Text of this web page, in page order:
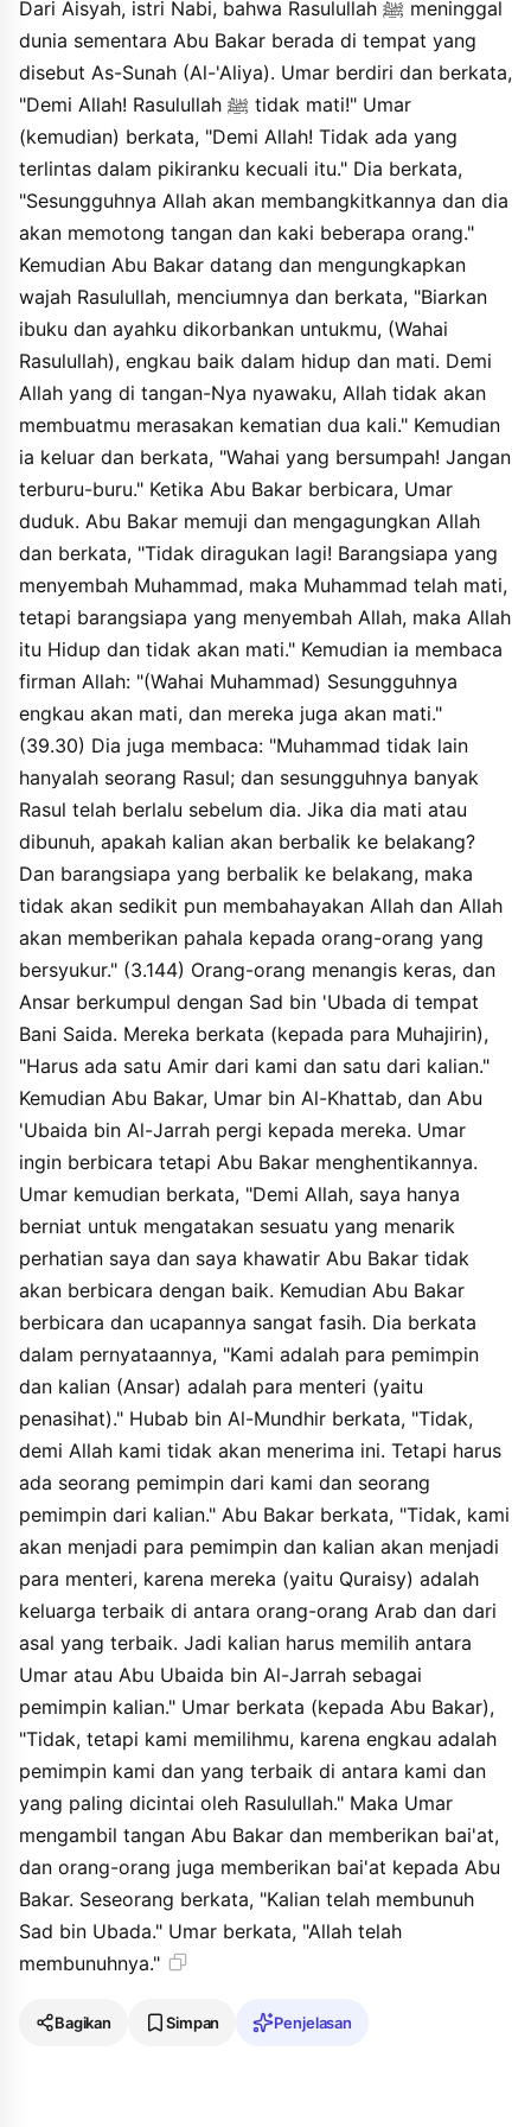
thibta hayyan wamayyitan, waadzi nafsi biyadihi la yudziquka
allahu almawtatayni abadan. tsumma kharaja faqala ayyuha
alhalifu ala rislika. falamma takallama abu bakrin jalasa umaru.
fahamida allaha abu bakrin waatsna alayhi waqala ala man kana
yabudu muhammadan fainna muhammadan qad mata, waman
kana yabudu allaha fainna allaha haun la yamutu. waqala innaka
mayyitun wainnahum mayyituna waqala wama muhammadun ila
rasulun qad khalat min qablihi arrusulu afain mata aw qutila
anqalabtum ala aqabikum waman yanqalib ala aqibayhi falan
yadhurra allaha syayan wasayajzi allahu assyakirina qala
fanasyaja annasu yabkuna qala wajtamaati alansharu ila sadi ibni
ubadaha fi saqifahi ibani saidaha faqalu minna amirun waminkum
amirun, fadzahaba ilayhim abu bakrin waumaru ibnu alkhatthabi
waabu ubaydaha ibnu aljarrahi, fadzahaba umaru yatakallamu
faaskatahu abu bakrin, wakana umaru yaqulu waallahi ma aradtu
bidzalika ila anni qad hayyatu kalaman qad ajabani khasyitu an la
yablughahu abu bakrin, tsumma takallama abu bakrin fatakallama
ablagha annasi faqala fi kalamihi nahnu alumarau waantumu
minna amirun waminkum amirun. faqala abu bakrin la, walakinna
alumarau waantumu alwuzarau hum awsathu alarabi daran,
waarabuhum ahsaban fabayiu umara aw aba ubaydaha. faqala
waahabbuna ila rasuli allahi. faakhadza umaru biyadihi
fabayaahu, wabayaahu annasu, faqala qailun qataltum sada ibna
ubadaha. faqala umaru qatalahu allahu.
Dari Aisyah, istri Nabi, bahwa Rasulullah ﷺ meninggal
dunia sementara Abu Bakar berada di tempat yang
disebut As-Sunah (Al-'Aliya). Umar berdiri dan berkata,
"Demi Allah! Rasulullah ﷺ tidak mati!" Umar
(kemudian) berkata, "Demi Allah! Tidak ada yang
terlintas dalam pikiranku kecuali itu." Dia berkata,
"Sesungguhnya Allah akan membangkitkannya dan dia
akan memotong tangan dan kaki beberapa orang."
Kemudian Abu Bakar datang dan mengungkapkan
wajah Rasulullah, menciumnya dan berkata, "Biarkan
ibuku dan ayahku dikorbankan untukmu, (Wahai
Rasulullah), engkau baik dalam hidup dan mati. Demi
Allah yang di tangan-Nya nyawaku, Allah tidak akan
membuatmu merasakan kematian dua kali." Kemudian
ia keluar dan berkata, "Wahai yang bersumpah! Jangan
terburu-buru." Ketika Abu Bakar berbicara, Umar
duduk. Abu Bakar memuji dan mengagungkan Allah
dan berkata, "Tidak diragukan lagi! Barangsiapa yang
menyembah Muhammad, maka Muhammad telah mati,
tetapi barangsiapa yang menyembah Allah, maka Allah
itu Hidup dan tidak akan mati." Kemudian ia membaca
firman Allah: "(Wahai Muhammad) Sesungguhnya
engkau akan mati, dan mereka juga akan mati."
(39.30) Dia juga membaca: "Muhammad tidak lain
hanyalah seorang Rasul; dan sesungguhnya banyak
Rasul telah berlalu sebelum dia. Jika dia mati atau
dibunuh, apakah kalian akan berbalik ke belakang?
Dan barangsiapa yang berbalik ke belakang, maka
tidak akan sedikit pun membahayakan Allah dan Allah
akan memberikan pahala kepada orang-orang yang
bersyukur." (3.144) Orang-orang menangis keras, dan
Ansar berkumpul dengan Sad bin 'Ubada di tempat
Bani Saida. Mereka berkata (kepada para Muhajirin),
"Harus ada satu Amir dari kami dan satu dari kalian."
Kemudian Abu Bakar, Umar bin Al-Khattab, dan Abu
'Ubaida bin Al-Jarrah pergi kepada mereka. Umar
ingin berbicara tetapi Abu Bakar menghentikannya.
Umar kemudian berkata, "Demi Allah, saya hanya
berniat untuk mengatakan sesuatu yang menarik
perhatian saya dan saya khawatir Abu Bakar tidak
akan berbicara dengan baik. Kemudian Abu Bakar
berbicara dan ucapannya sangat fasih. Dia berkata
dalam pernyataannya, "Kami adalah para pemimpin
dan kalian (Ansar) adalah para menteri (yaitu
penasihat)." Hubab bin Al-Mundhir berkata, "Tidak,
demi Allah kami tidak akan menerima ini. Tetapi harus
ada seorang pemimpin dari kami dan seorang
pemimpin dari kalian." Abu Bakar berkata, "Tidak, kami
akan menjadi para pemimpin dan kalian akan menjadi
para menteri, karena mereka (yaitu Quraisy) adalah
keluarga terbaik di antara orang-orang Arab dan dari
asal yang terbaik. Jadi kalian harus memilih antara
Umar atau Abu Ubaida bin Al-Jarrah sebagai
pemimpin kalian." Umar berkata (kepada Abu Bakar),
"Tidak, tetapi kami memilihmu, karena engkau adalah
pemimpin kami dan yang terbaik di antara kami dan
yang paling dicintai oleh Rasulullah." Maka Umar
mengambil tangan Abu Bakar dan memberikan bai'at,
dan orang-orang juga memberikan bai'at kepada Abu
Bakar. Seseorang berkata, "Kalian telah membunuh
Sad bin Ubada." Umar berkata, "Allah telah
membunuhnya."
Bagikan Simpan Penjelasan